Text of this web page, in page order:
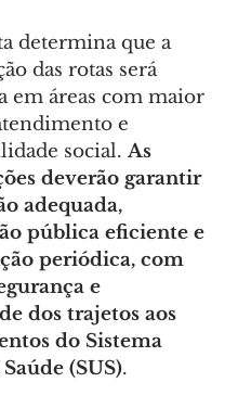
determina que a
das rotas será
em áreas com maior
e
social. As
deverão garantir
adequada,
pública eficiente e
periódica, com
e
dos trajetos aos
do Sistema
(SUS).